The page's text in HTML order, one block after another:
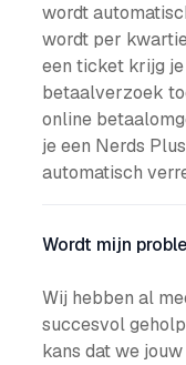
wordt
wordt per
een ticket krijg
betaalverzoek
online
je een Nerds
automatisch
Wordt mijn
Wij hebben al
succesvol
kans dat we